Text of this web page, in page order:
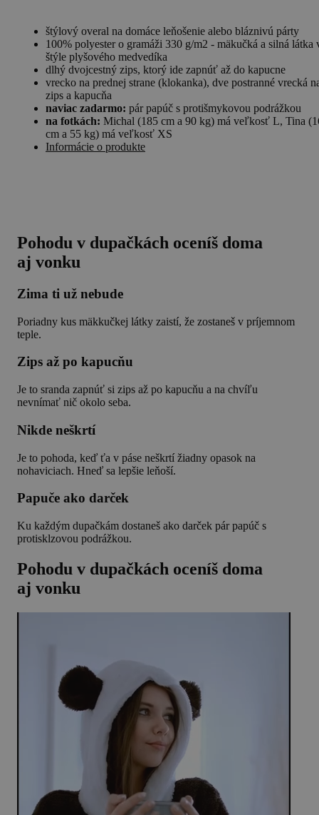
štýlový overal na domáce leňošenie alebo bláznivú párty
100% polyester o gramáži 330 g/m2 - mäkučká a silná látka
štýle plyšového medvedíka
dlhý dvojcestný zips, ktorý ide zapnúť až do kapucne
vrecko na prednej strane (klokanka), dve postranné vrecká
zips a kapucňa
naviac zadarmo: pár papúč s protišmykovou podrážkou
na fotkách: Michal (185 cm a 90 kg) má veľkosť L, Tina
cm a 55 kg) má veľkosť XS
Informácie o produkte
Pohodu v dupačkách oceníš doma
aj vonku
Zima ti už nebude
Poriadny kus mäkkučkej látky zaistí, že zostaneš v príjemnom
teple.
Zips až po kapucňu
Je to sranda zapnúť si zips až po kapucňu a na chvíľu
nevnímať nič okolo seba.
Nikde neškrtí
Je to pohoda, keď ťa v páse neškrtí žiadny opasok na
nohaviciach. Hneď sa lepšie leňoší.
Papuče ako darček
Ku každým dupačkám dostaneš ako darček pár papúč s
protisklzovou podrážkou.
Pohodu v dupačkách oceníš doma
aj vonku